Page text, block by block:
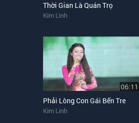
Thời Gian Là Quán Trọ
Kim Linh
06:11
Phải Lòng Con Gái Bến Tre
Kim Linh